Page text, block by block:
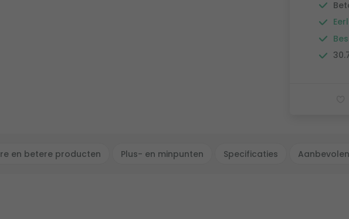
en betere producten Plus- en minpunten Specificaties